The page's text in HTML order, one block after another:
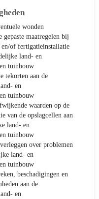
wonden
gepaste maatregelen bij
of fertigatieinstallatie
land- en
tuinbouw
tekorten aan de
en
tuinbouw
waarden op de
van de opslagcellen aan
land- en
tuinbouw
over problemen
land- en
tuinbouw
beschadigingen en
aan de
en